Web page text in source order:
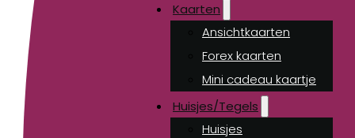
Kaarten
Ansichtkaarten
Forex kaarten
Mini cadeau kaartje
Huisjes/Tegels
Huisjes